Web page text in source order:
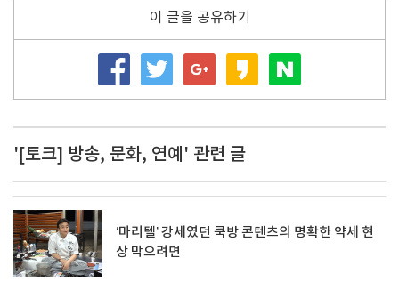
이 글을 공유하기
'[토크] 방송, 문화, 연예' 관련 글
‘마리텔’ 강세였던 쿡방 콘텐츠의 명확한 약세 현
상 막으려면